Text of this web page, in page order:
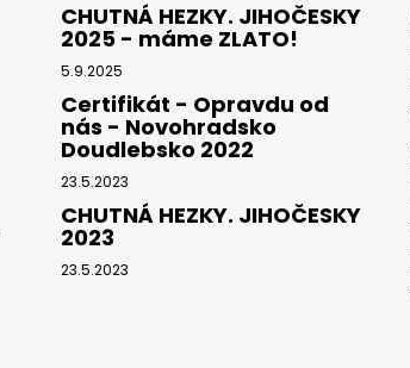
CHUTNÁ HEZKY. JIHOČESKY
2025 - máme ZLATO!
5.9.2025
Certifikát - Opravdu od
nás - Novohradsko
Doudlebsko 2022
23.5.2023
CHUTNÁ HEZKY. JIHOČESKY
2023
23.5.2023